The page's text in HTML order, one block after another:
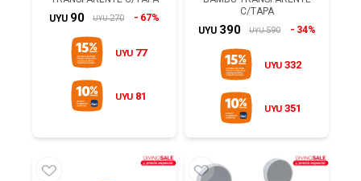
UYU 90 UYU 270 67%
UYU 77
UYU 81
C/TAPA
UYU 390 UYU 590 34%
UYU 332
UYU 351